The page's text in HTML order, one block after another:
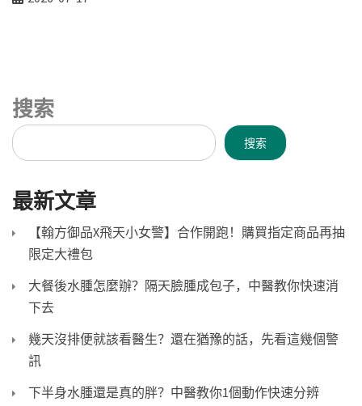
搜索
搜索
最新文章
【翰方御品X飛天小女警】合作開跑！購買指定商品再抽
限定大禮包
大餐後水腫怎麼辦？隔天臉腫成包子，中醫教你快速消
下去
幾天沒排便就該看醫生？還在猶豫的話，先看這幾個警
訊
下半身水腫還是真的胖？中醫教你1個動作快速分辨